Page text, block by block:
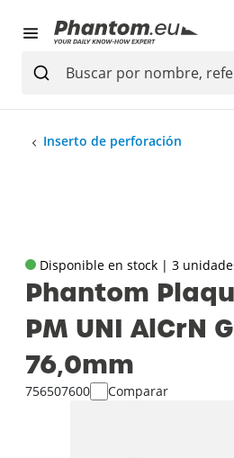
Inserto de perforación
Disponible en stock | 3
Phantom
PM UNI AlCrN
76‚0mm
756507600 Comparar